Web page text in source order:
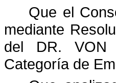
Que el
mediante
del DR. VON
Categoría de